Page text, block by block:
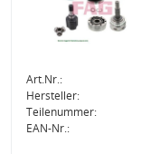
Art.Nr.:
Hersteller:
Teilenummer:
EAN-Nr.: